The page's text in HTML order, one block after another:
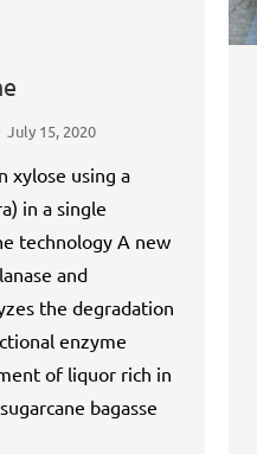
July 15, 2020
xylose using a
in a single
technology A new
and
the degradation
enzyme
of liquor rich in
bagasse